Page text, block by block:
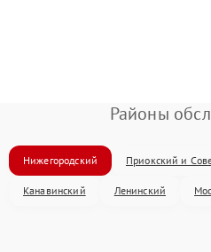
Районы
Нижегородский Приокский и
Канавинский Ленинский